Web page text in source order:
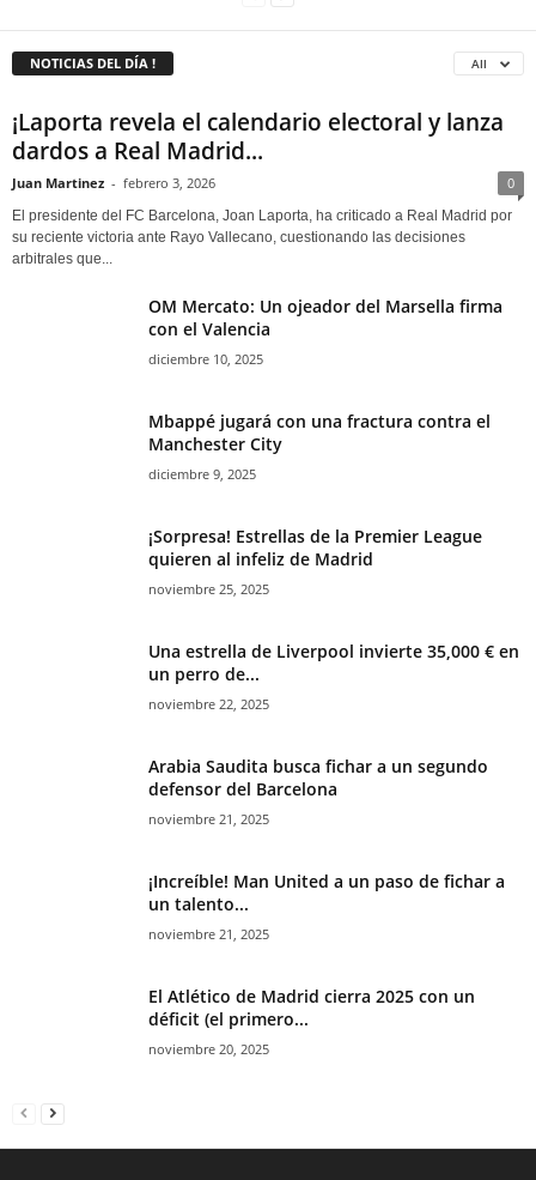
NOTICIAS DEL DÍA ! All
¡Laporta revela el calendario electoral y lanza
dardos a Real Madrid...
Juan Martinez - febrero 3, 2026 0
El presidente del FC Barcelona, Joan Laporta, ha criticado a Real Madrid por
su reciente victoria ante Rayo Vallecano, cuestionando las decisiones
arbitrales que...
OM Mercato: Un ojeador del Marsella firma
con el Valencia
diciembre 10, 2025
Mbappé jugará con una fractura contra el
Manchester City
diciembre 9, 2025
¡Sorpresa! Estrellas de la Premier League
quieren al infeliz de Madrid
noviembre 25, 2025
Una estrella de Liverpool invierte 35,000 € en
un perro de...
noviembre 22, 2025
Arabia Saudita busca fichar a un segundo
defensor del Barcelona
noviembre 21, 2025
¡Increíble! Man United a un paso de fichar a
un talento...
noviembre 21, 2025
El Atlético de Madrid cierra 2025 con un
déficit (el primero...
noviembre 20, 2025